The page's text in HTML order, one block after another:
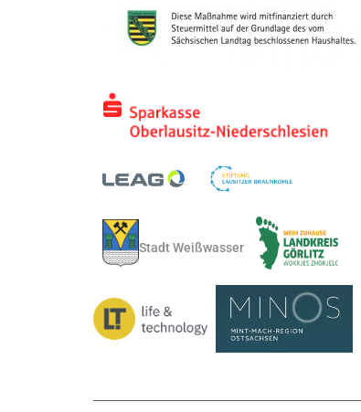
Stadt Weißwasser